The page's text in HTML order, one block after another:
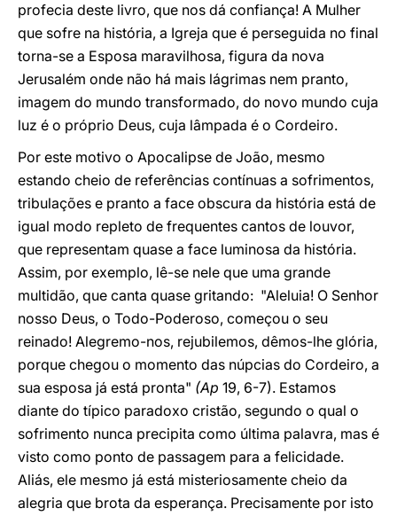
profecia deste livro, que nos dá confiança! A Mulher
que sofre na história, a Igreja que é perseguida no final
torna-se a Esposa maravilhosa, figura da nova
Jerusalém onde não há mais lágrimas nem pranto,
imagem do mundo transformado, do novo mundo cuja
luz é o próprio Deus, cuja lâmpada é o Cordeiro.
Por este motivo o Apocalipse de João, mesmo
estando cheio de referências contínuas a sofrimentos,
tribulações e pranto a face obscura da história está de
igual modo repleto de frequentes cantos de louvor,
que representam quase a face luminosa da história.
Assim, por exemplo, lê-se nele que uma grande
multidão, que canta quase gritando: "Aleluia! O Senhor
nosso Deus, o Todo-Poderoso, começou o seu
reinado! Alegremo-nos, rejubilemos, dêmos-lhe glória,
porque chegou o momento das núpcias do Cordeiro, a
sua esposa já está pronta" (Ap 19, 6-7). Estamos
diante do típico paradoxo cristão, segundo o qual o
sofrimento nunca precipita como última palavra, mas é
visto como ponto de passagem para a felicidade.
Aliás, ele mesmo já está misteriosamente cheio da
alegria que brota da esperança. Precisamente por isto